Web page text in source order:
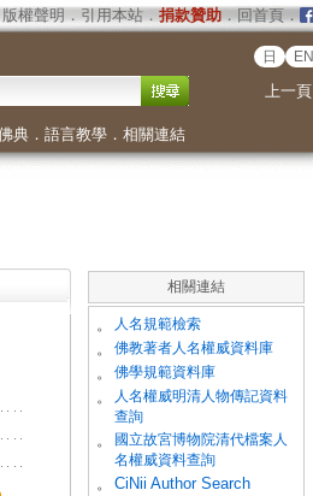
版權聲明 ． 引用本站． 捐款贊助．回首頁．
日 EN
上一頁
典． 語言教學． 相關連結
相關連結
。 人名規範檢索
。 佛教著者人名權威資料庫
。 佛學規範資料庫
。
人名權威明清人物傳記資料
查詢
。
國立故宮博物院清代檔案人
名權威資料查詢
。
CiNii Author Search